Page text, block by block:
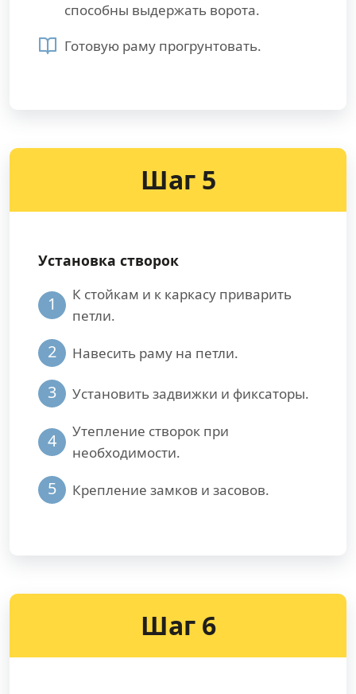
способны выдержать ворота.
Готовую раму прогрунтовать.
Шаг 5
Установка створок
1
К стойкам и к каркасу приварить
петли.
2 Навесить раму на петли.
3 Установить задвижки и фиксаторы.
4
Утепление створок при
необходимости.
5 Крепление замков и засовов.
Шаг 6